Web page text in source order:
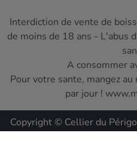
Interdiction de vente de
de moins de 18 ans - L'abus
A consommer
Pour votre sante, mangez
par jour !
Copyright © Cellier du